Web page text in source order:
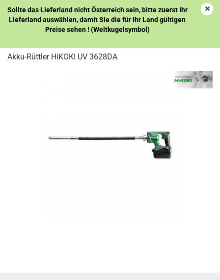
Sollte das Lieferland nicht Österreich sein, bitte zuerst Ihr
Lieferland auswählen, damit Sie die für Ihr Land gültigen
Preise sehen ! (Weltkugelsymbol)
Akku-Rüttler HiKOKI UV 3628DA